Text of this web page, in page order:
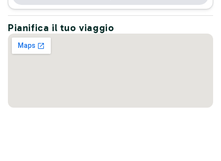
Pianifica il tuo viaggio